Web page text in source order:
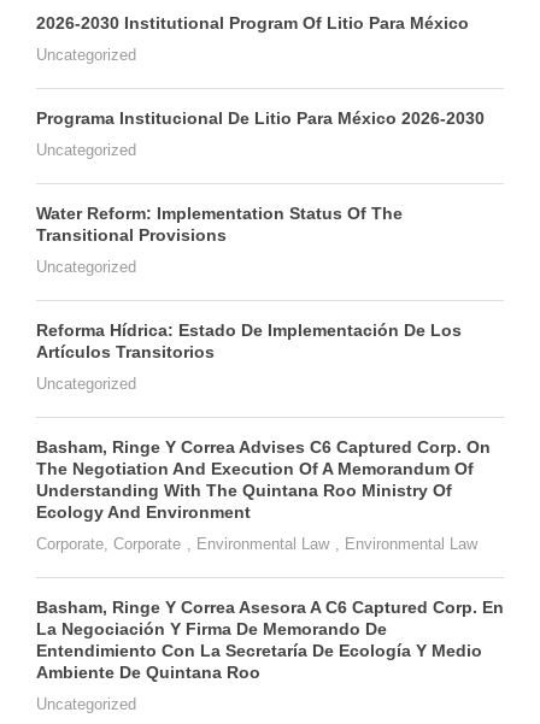
2026-2030 Institutional Program Of Litio Para México
Uncategorized
Programa Institucional De Litio Para México 2026-2030
Uncategorized
Water Reform: Implementation Status Of The
Transitional Provisions
Uncategorized
Reforma Hídrica: Estado De Implementación De Los
Artículos Transitorios
Uncategorized
Basham, Ringe Y Correa Advises C6 Captured Corp. On
The Negotiation And Execution Of A Memorandum Of
Understanding With The Quintana Roo Ministry Of
Ecology And Environment
Corporate Corporate Environmental Law Environmental Law
Basham, Ringe Y Correa Asesora A C6 Captured Corp. En
La Negociación Y Firma De Memorando De
Entendimiento Con La Secretaría De Ecología Y Medio
Ambiente De Quintana Roo
Uncategorized